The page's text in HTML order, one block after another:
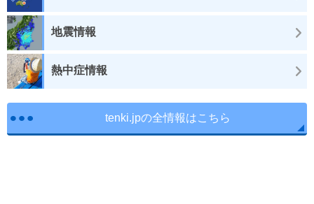
地震情報
熱中症情報
tenki.jpの全情報はこちら